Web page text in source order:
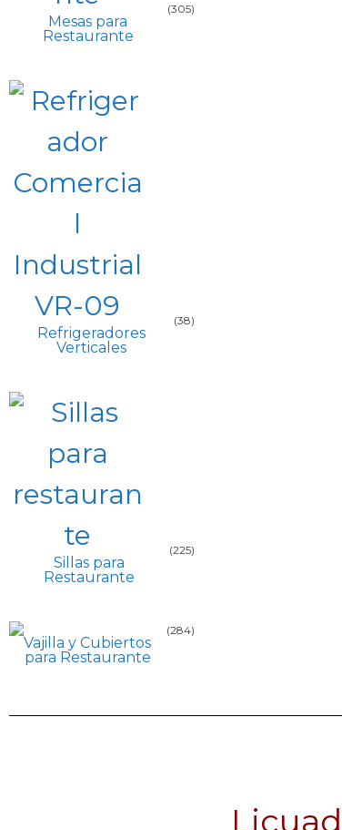
Mesas para
Restaurante
(305)
Refrigeradores
Verticales
(38)
Sillas para
Restaurante
(225)
Vajilla y Cubiertos
para Restaurante
(284)